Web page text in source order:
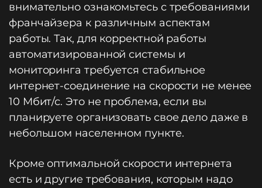
внимательно ознакомьтесь с требованиями
франчайзера к различным аспектам
работы. Так, для корректной работы
автоматизированной системы и
мониторинга требуется стабильное
интернет-соединение на скорости не менее
10 Мбит/с. Это не проблема, если вы
планируете организовать свое дело даже в
небольшом населенном пункте.
Кроме оптимальной скорости интернета
есть и другие требования, которым надо